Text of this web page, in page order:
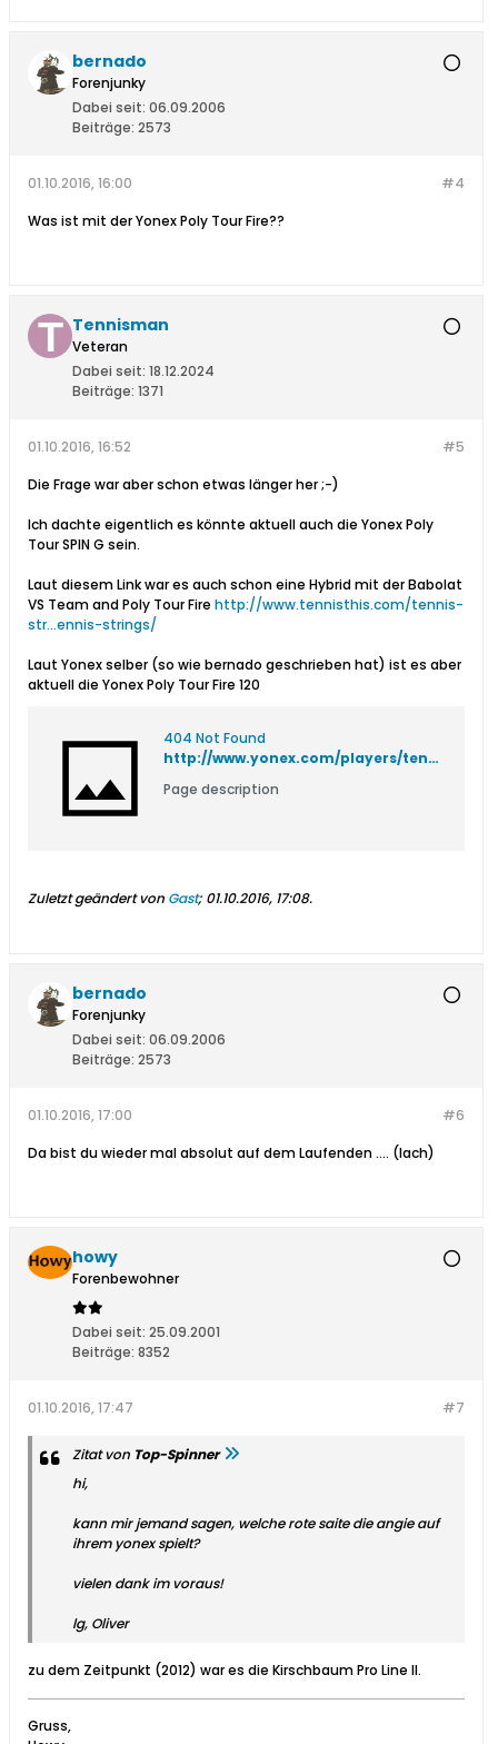
bernado
Forenjunky
Dabei seit: 06.09.2006
Beiträge: 2573
#4
01.10.2016, 16:00
Was ist mit der Yonex Poly Tour Fire??
Tennisman
Veteran
Dabei seit: 18.12.2024
Beiträge: 1371
#5
01.10.2016, 16:52
Die Frage war aber schon etwas länger her ;-)
Ich dachte eigentlich es könnte aktuell auch die Yonex Poly
Tour SPIN G sein.
Laut diesem Link war es auch schon eine Hybrid mit der Babolat
VS Team and Poly Tour Fire http://www.tennisthis.com/tennis-
str...ennis-strings/
Laut Yonex selber (so wie bernado geschrieben hat) ist es aber
aktuell die Yonex Poly Tour Fire 120
404 Not Found
http://www.yonex.com/players/tennis-players/angelique-kerber/
Page description
Zuletzt geändert von Gast; 01.10.2016, 17:08.
bernado
Forenjunky
Dabei seit: 06.09.2006
Beiträge: 2573
#6
01.10.2016, 17:00
Da bist du wieder mal absolut auf dem Laufenden .... (lach)
howy
Forenbewohner
Dabei seit: 25.09.2001
Beiträge: 8352
#7
01.10.2016, 17:47
Zitat von Top-Spinner
hi,
kann mir jemand sagen, welche rote saite die angie auf
ihrem yonex spielt?
vielen dank im voraus!
lg, Oliver
zu dem Zeitpunkt (2012) war es die Kirschbaum Pro Line II.
Gruss,